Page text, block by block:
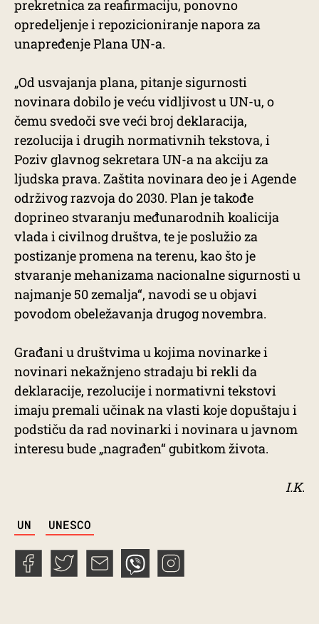
prekretnica za reafirmaciju, ponovno
opredeljenje i repozicioniranje napora za
unapređenje Plana UN-a.
„Od usvajanja plana, pitanje sigurnosti
novinara dobilo je veću vidljivost u UN-u, o
čemu svedoči sve veći broj deklaracija,
rezolucija i drugih normativnih tekstova, i
Poziv glavnog sekretara UN-a na akciju za
ljudska prava. Zaštita novinara deo je i Agende
održivog razvoja do 2030. Plan je takođe
doprineo stvaranju međunarodnih koalicija
vlada i civilnog društva, te je poslužio za
postizanje promena na terenu, kao što je
stvaranje mehanizama nacionalne sigurnosti u
najmanje 50 zemalja“, navodi se u objavi
povodom obeležavanja drugog novembra.
Građani u društvima u kojima novinarke i
novinari nekažnjeno stradaju bi rekli da
deklaracije, rezolucije i normativni tekstovi
imaju premali učinak na vlasti koje dopuštaju i
podstiču da rad novinarki i novinara u javnom
interesu bude „nagrađen“ gubitkom života.
I.K.
UN UNESCO